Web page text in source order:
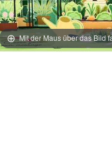
Mit der Maus über das Bild